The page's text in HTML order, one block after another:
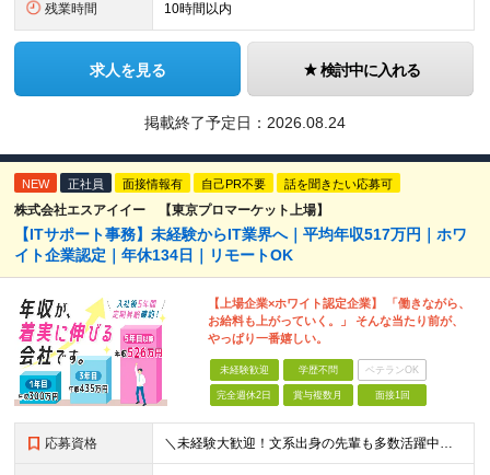
残業時間 10時間以内
求人を見る 検討中に入れる
掲載終了予定日： 2026.08.24
NEW 正社員 面接情報有 自己PR不要 話を聞きたい応募可
株式会社エスアイイー 【東京プロマーケット上場】
【ITサポート事務】未経験からIT業界へ｜平均年収517万円｜ホワ
イト企業認定｜年休134日｜リモートOK
【上場企業×ホワイト認定企業】 「働きながら、
お給料も上がっていく。」 そんな当たり前が、
やっぱり一番嬉しい。
未経験歓迎 学歴不問 ベテランOK
完全週休2日 賞与複数月 面接1回
応募資格 ＼未経験大歓迎！文系出身の先輩も多数活躍中／ ◆PCスキルに自信のない方も歓迎 ◆完全未経験OK ◆社会人デビューもOK ◆学歴不問 「働きながら少しずつ専門スキルを身につけたい」という意欲重視の採